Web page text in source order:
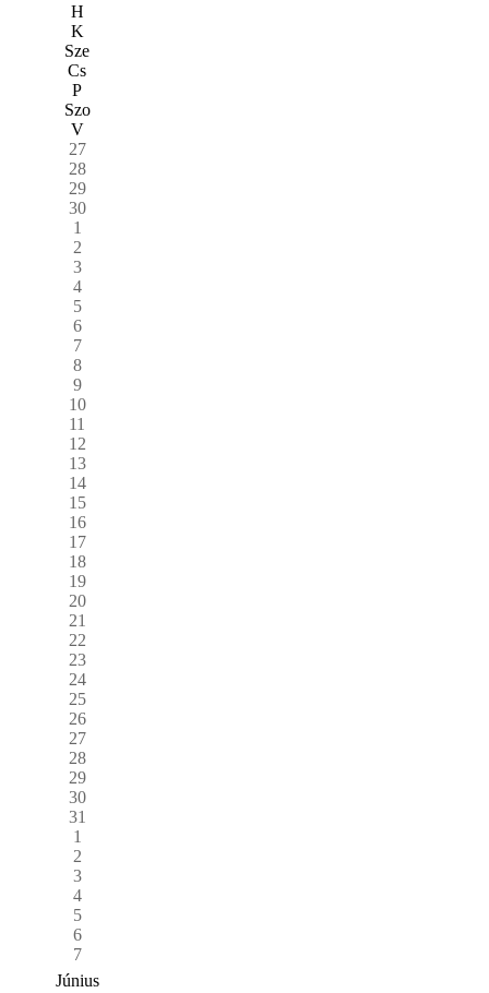
H
K
Sze
Cs
P
Szo
V
27
28
29
30
1
2
3
4
5
6
7
8
9
10
11
12
13
14
15
16
17
18
19
20
21
22
23
24
25
26
27
28
29
30
31
1
2
3
4
5
6
7
Június